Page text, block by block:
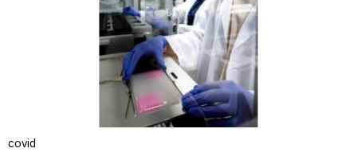
covid